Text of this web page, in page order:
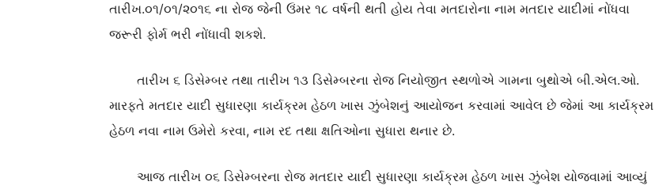
તારીખ.૦૧/૦૧/૨૦૧૬ ના રોજ જેની ઉંમર ૧૮ વર્ષની થતી હોય તેવા મતદારોના નામ મતદાર યાદીમાં નોંધવા
જરૂરી ફોર્મ ભરી નોંધાવી શકશે.
તારીખ ૬ ડિસેમ્બર તથા તારીખ ૧૩ ડિસેમ્બરના રોજ નિયોજીત સ્થળોએ ગામના બુથોએ બી.એલ.ઓ.
મારફતે મતદાર યાદી સુધારણા કાર્યક્રમ હેઠળ ખાસ ઝુંબેશનું આયોજન કરવામાં આવેલ છે જેમાં આ કાર્યક્રમ
હેઠળ નવા નામ ઉમેરો કરવા, નામ રદ તથા ક્ષતિઓના સુધારા થનાર છે.
આજ તારીખ ૦૬ ડિસેમ્બરના રોજ મતદાર યાદી સુધારણા કાર્યક્રમ હેઠળ ખાસ ઝુંબેશ યોજવામાં આવ્યું